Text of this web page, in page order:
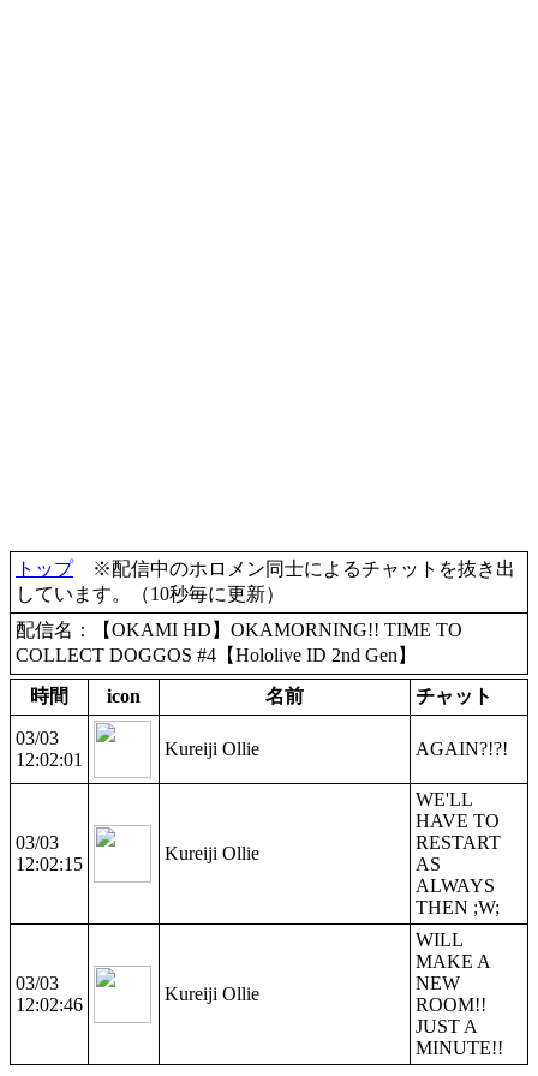
トップ※配信中のホロメン同士によるチャットを抜き出
しています。（10秒毎に更新）
配信名：【OKAMI HD】OKAMORNING!! TIME TO
COLLECT DOGGOS #4【Hololive ID 2nd Gen】
時間
icon 名前 チャット
03/03
12:02:01
Kureiji Ollie AGAIN?!?!
03/03
12:02:15
Kureiji Ollie
WE'LL
HAVE TO
RESTART
AS
ALWAYS
THEN ;W;
03/03
12:02:46
Kureiji Ollie
WILL
MAKE A
NEW
ROOM!!
JUST A
MINUTE!!